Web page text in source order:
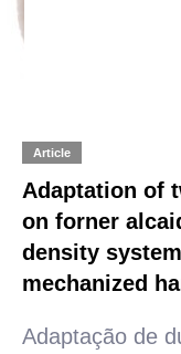
Article
Adaptation of
on forner
density
mechanized
Adaptação de